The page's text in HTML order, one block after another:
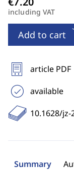
including VAT
Add to cart
article PDF
available
10.1628/jz-
Summary